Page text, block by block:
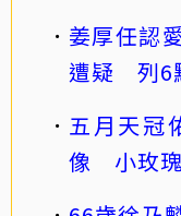
姜厚任認
遭疑 列6
五月天冠
像 小玫瑰